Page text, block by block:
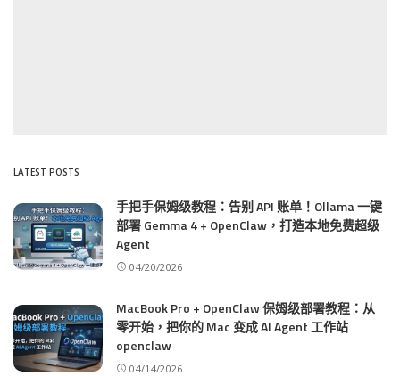
LATEST POSTS
手把手保姆级教程：告别 API 账单！Ollama 一键
部署 Gemma 4 + OpenClaw，打造本地免费超级
Agent
04/20/2026
MacBook Pro + OpenClaw 保姆级部署教程：从
零开始，把你的 Mac 变成 AI Agent 工作站
openclaw
04/14/2026